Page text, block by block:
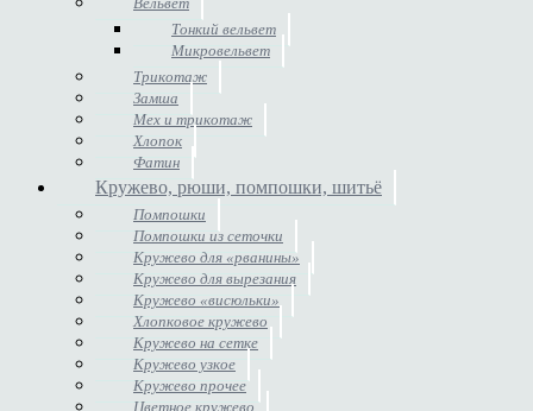
Тонкий вельвет
Микровельвет
Трикотаж
Замша
Мех и трикотаж
Хлопок
Фатин
Кружево, рюши, помпошки, шитьё
Помпошки
Помпошки из сеточки
Кружево для «рванины»
Кружево для вырезания
Кружево «висюльки»
Хлопковое кружево
Кружево на сетке
Кружево узкое
Кружево прочее
Цветное кружево